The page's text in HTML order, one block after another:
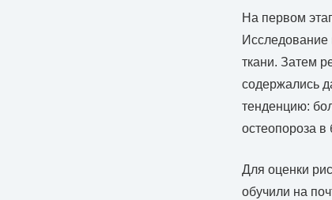
На первом
Исследование
ткани. Затем
содержались
тенденцию:
остеопороза в
Для оценки
обучили на